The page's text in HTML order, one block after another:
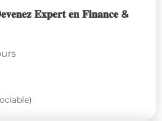
𝐄𝐱𝐩𝐞𝐫𝐭 𝐞𝐧 𝐅𝐢𝐧𝐚𝐧𝐜𝐞 &